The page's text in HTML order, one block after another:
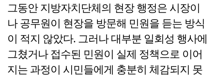
그동안 지방자치단체의 현장 행정은 시장이
나 공무원이 현장을 방문해 민원을 듣는 방식
이 적지 않았다. 그러나 대부분 일회성 행사에
그쳤거나 접수된 민원이 실제 정책으로 이어
지는 과정이 시민들에게 충분히 체감되지 못